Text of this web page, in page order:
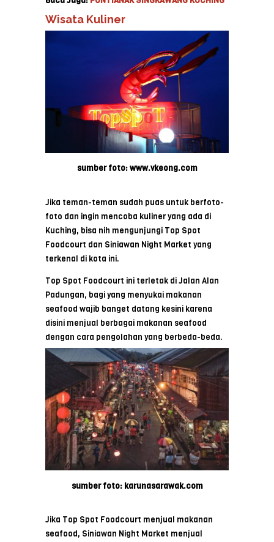
Wisata Kuliner
sumber foto: www.vkeong.com
Jika teman-teman sudah puas untuk berfoto-
foto dan ingin mencoba kuliner yang ada di
Kuching, bisa nih mengunjungi Top Spot
Foodcourt dan Siniawan Night Market yang
terkenal di kota ini.
Top Spot Foodcourt ini terletak di Jalan Alan
Padungan, bagi yang menyukai makanan
seafood wajib banget datang kesini karena
disini menjual berbagai makanan seafood
dengan cara pengolahan yang berbeda-beda.
sumber foto: karunasarawak.com
Jika Top Spot Foodcourt menjual makanan
seafood, Siniawan Night Market menjual